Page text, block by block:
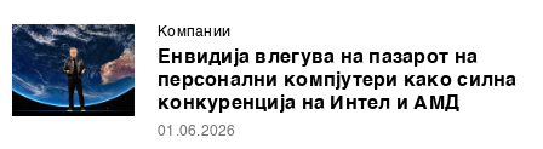
Компании
Енвидија влегува на пазарот на
персонални компјутери како силна
конкуренција на Интел и АМД
01.06.2026